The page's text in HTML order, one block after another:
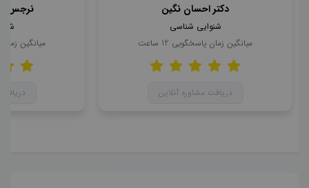
دکتر احسان نگین
شنوایی شناسی
میانگین زمان پاسخگویی 12 ساعت
دریافت مشاوره آنلاین
نرجس
میانگین